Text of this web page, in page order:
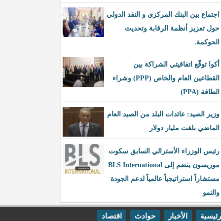
اجتماع بين البنك المركزي و النقد الدولي
حول تعزيز أنظمة الرقابة وتحديث
الحوكمة.
أكوا توقّع اتفاقيتي الشراكة بين
القطاعين العام والخاص (PPP) وشراء
الطاقة (PPA)
وزير الصيد: عائدات البلد من الصيد العام
الماضي بلغت مليار دولار
رئيس الوزراء الأسترالي السابق سكوت
موريسون ينضم إلى BLS International
مستشاراً استراتيجياً عالمياً لدعم الجودة
والنمو
الأخبار حوادث اقتصاد